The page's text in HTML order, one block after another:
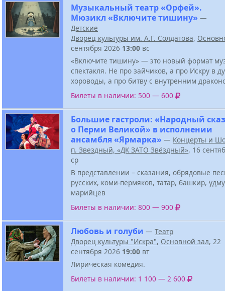
Музыкальный театр «Орфей».
Мюзикл «Включите тишину» —
Детские
Дворец культуры им. А.Г. Солдатова,
сентября 2026 13:00 вс
«Включите тишину» — это новый формат
спектакля. Не про зайчиков, а про Искру в
хороводы, а про битву с внутренним
Билеты в наличии: 500 — 600
Большие гастроли: «Народный сказ
о Перми Великой» в исполнении
ансамбля «Ярмарка» — Концерты и
п. Звездный, «ДК ЗАТО Звёздный», 16
ср
В представлении – сказания, обрядовые
русских, коми-пермяков, татар, башкир,
марийцев
Билеты в наличии: 800 — 900
Любовь и голуби — Театр
Дворец культуры "Искра", Основной зал, 22
сентября 2026 19:00 вт
Лирическая комедия.
Билеты в наличии: 1 100 — 2 600